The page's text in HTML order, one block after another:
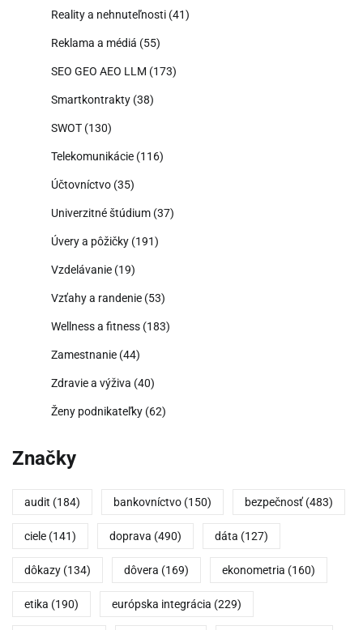
Reality a nehnuteľnosti (41)
Reklama a médiá (55)
SEO GEO AEO LLM (173)
Smartkontrakty (38)
SWOT (130)
Telekomunikácie (116)
Účtovníctvo (35)
Univerzitné štúdium (37)
Úvery a pôžičky (191)
Vzdelávanie (19)
Vzťahy a randenie (53)
Wellness a fitness (183)
Zamestnanie (44)
Zdravie a výživa (40)
Ženy podnikateľky (62)
Značky
audit (184) bankovníctvo (150) bezpečnosť (483)
ciele (141) doprava (490) dáta (127)
dôkazy (134) dôvera (169) ekonometria (160)
etika (190) európska integrácia (229)